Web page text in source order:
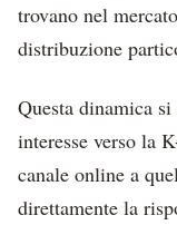
trovano nel
distribuzione
Questa dinamica
interesse verso la
canale online a
direttamente la